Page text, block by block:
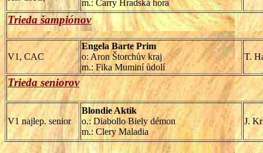
m.: Carry Hradská hora
Trieda šampiónov
V1, CAC
Engela Barte Prim
o: Aron Štorchův kraj
m.: Fika Muminí ůdolí
T.
Trieda seniorov
V1 najlep. senior
Blondie Aktik
o.: Diabollo Biely démon
m.: Clery Maladia
J.